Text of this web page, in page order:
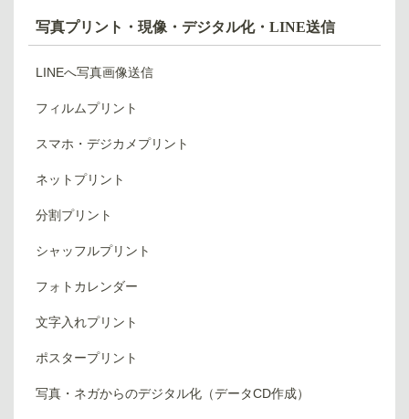
写真プリント・現像・デジタル化・LINE送信
LINEへ写真画像送信
フィルムプリント
スマホ・デジカメプリント
ネットプリント
分割プリント
シャッフルプリント
フォトカレンダー
文字入れプリント
ポスタープリント
写真・ネガからのデジタル化（データCD作成）